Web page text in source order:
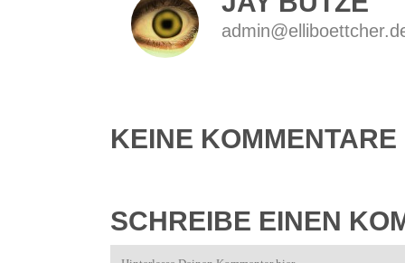
KEINE KOMMENTARE
SCHREIBE EINEN